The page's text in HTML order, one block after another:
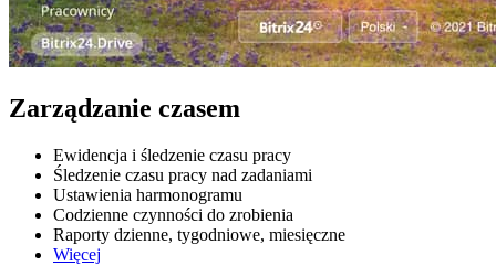
Zarządzanie czasem
Ewidencja i śledzenie czasu pracy
Śledzenie czasu pracy nad zadaniami
Ustawienia harmonogramu
Codzienne czynności do zrobienia
Raporty dzienne, tygodniowe, miesięczne
Więcej